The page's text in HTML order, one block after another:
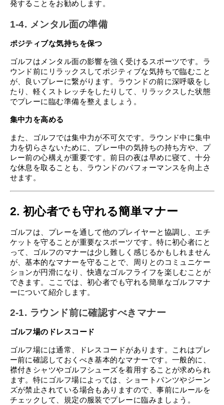
発することをお勧めします。
1-4. メンタル面の準備
ポジティブな気持ちを保つ
ゴルフはメンタル面の影響を強く受けるスポーツです。ラ
ウンド前にリラックスしてポジティブな気持ちで臨むこと
が、良いプレーに繋がります。ラウンドの前に深呼吸をし
たり、軽くストレッチをしたりして、リラックスした状態
でプレーに臨む準備を整えましょう。
集中力を高める
また、ゴルフでは集中力が不可欠です。ラウンド中に集中
力を切らさないために、プレー中の気持ちの持ち方や、プ
レー前の心構えが重要です。前日の夜は早めに寝て、十分
な休息を取ることも、ラウンドのパフォーマンスを向上さ
せます。
2. 初心者でも守れる簡単マナー
ゴルフは、プレーを通して他のプレイヤーと協調し、エチ
ケットを守ることが重要なスポーツです。特に初心者にと
って、ゴルフのマナーは少し難しく感じるかもしれません
が、基本的なマナーを守ることで、周りとのコミュニケー
ションが円滑になり、快適なゴルフライフを楽しむことが
できます。ここでは、初心者でも守れる簡単なゴルフマナ
ーについて紹介します。
2-1. ラウンド前に確認すべきマナー
ゴルフ場のドレスコード
ゴルフ場には通常、ドレスコードがあります。これはプレ
ー前に確認しておくべき基本的なマナーです。一般的に、
襟付きシャツやゴルフシューズを着用することが求められ
ます。特にゴルフ場によっては、ショートパンツやジーン
ズが禁止されている場合もありますので、事前にルールを
チェックして、規定の服装でプレーに臨みましょう。